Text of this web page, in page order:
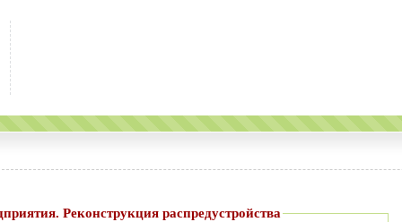
Реконструкция распредустройства